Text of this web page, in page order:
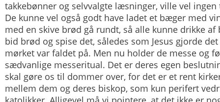
takkebønner og selvvalgte læsninger, ville vel ingen
De kunne vel også godt have ladet et bæger med
med en skive brød gå rundt, så alle kunne drikke
bid brød og spise det, således som Jesus gjorde
mørket var faldet på. Men nu holder de messe og
sædvanlige messeritual. Det er deres egen
skal gøre os til dommer over, for det er et rent
mellem dem og deres biskop, som kun perifert